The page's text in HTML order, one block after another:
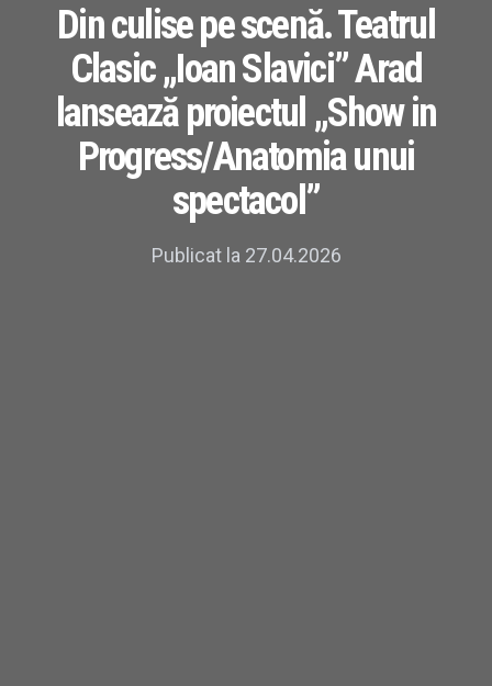
Din culise pe scenă. Teatrul
Clasic „Ioan Slavici” Arad
lansează proiectul „Show in
Progress/Anatomia unui
spectacol”
Publicat la 27.04.2026